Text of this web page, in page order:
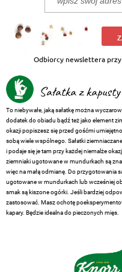
Odbiorcy newslettera
Sałatka z
To niebywałe, jaką sałatkę można
dodatek do obiadu bądź też jako element
okazji popiszesz się przed gośćmi
sobą wiele wspólnego. Sałatki
i podaje się je tam przy każdej niemalże
ziemniaki ugotowane w mundurkach są
więc na małą odmianę. Do przygotowania
ugotowane w mundurkach lub wcześniej
smak są kiszone ogórki. Jeśli bardziej
zastosować. Masz ochotę
kapary. Będzie idealna do pieczonych mięs.